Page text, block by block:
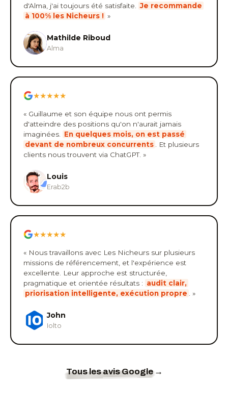
d'Alma, j'ai toujours été satisfaite.
Je recommande
à 100% les Nicheurs ! »
Mathilde Riboud
Alma
★★★★★
« Guillaume et son équipe nous ont permis
d'atteindre des positions qu'on n'aurait jamais
imaginées.
En quelques mois, on est passé
devant de nombreux concurrents
. Et plusieurs
clients nous trouvent via ChatGPT. »
Louis
Erab2b
★★★★★
« Nous travaillons avec Les Nicheurs sur plusieurs
missions de référencement, et l'expérience est
excellente. Leur approche est structurée,
pragmatique et orientée résultats : audit clair,
priorisation intelligente, exécution propre
. »
John
Iolto
Tous les avis Google →